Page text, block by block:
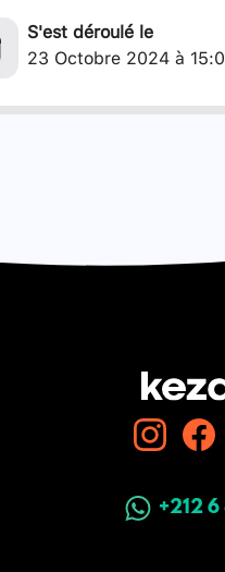
S'est déroulé le
23 Octobre 2024 à
+212